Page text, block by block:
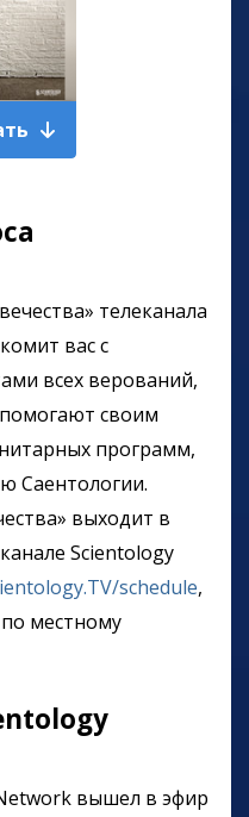
телеканала
вас с
всех верований,
своим
программ,
Саентологии.
выходит в
Scientology
schedule,
местному
вышел в эфир